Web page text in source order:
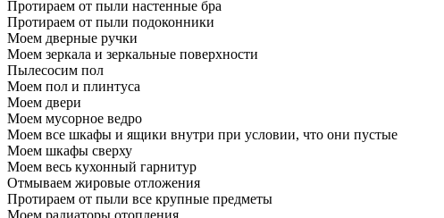
Протираем от пыли настенные бра
Протираем от пыли подоконники
Моем дверные ручки
Моем зеркала и зеркальные поверхности
Пылесосим пол
Моем пол и плинтуса
Моем двери
Моем мусорное ведро
Моем все шкафы и ящики внутри при условии, что они пустые
Моем шкафы сверху
Моем весь кухонный гарнитур
Отмываем жировые отложения
Протираем от пыли все крупные предметы
Моем радиаторы отопления